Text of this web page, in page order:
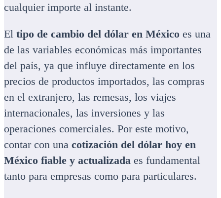
cualquier importe al instante.
El tipo de cambio del dólar en México es una
de las variables económicas más importantes
del país, ya que influye directamente en los
precios de productos importados, las compras
en el extranjero, las remesas, los viajes
internacionales, las inversiones y las
operaciones comerciales. Por este motivo,
contar con una cotización del dólar hoy en
México fiable y actualizada es fundamental
tanto para empresas como para particulares.